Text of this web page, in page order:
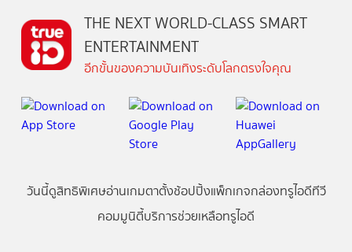
THE NEXT WORLD-CLASS SMART
ENTERTAINMENT
อีกขั้นของความบันเทิงระดับโลกตรงใจคุณ
วันนี้ดูสิทธิพิเศษอ่านเกมตาตั้งช้อปปิ้งแพ็กเกจกล่องทรูไอดีทีวี
คอมมูนิตี้บริการช่วยเหลือทรูไอดี